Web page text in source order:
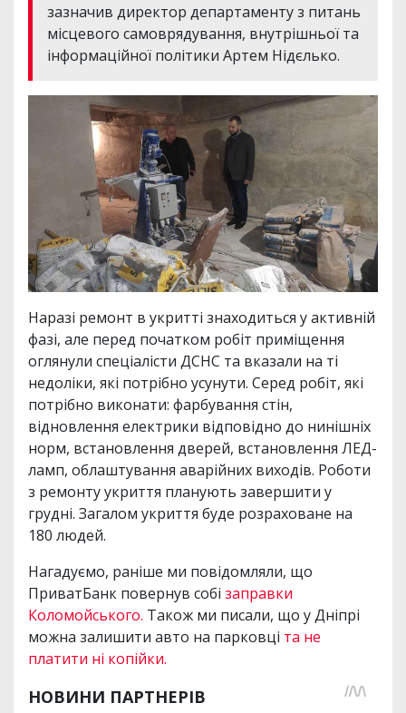
зазначив директор департаменту з питань
місцевого самоврядування, внутрішньої та
інформаційної політики Артем Нідєлько.
Наразі ремонт в укритті знаходиться у активній
фазі, але перед початком робіт приміщення
оглянули спеціалісти ДСНС та вказали на ті
недоліки, які потрібно усунути. Серед робіт, які
потрібно виконати: фарбування стін,
відновлення електрики відповідно до нинішніх
норм, встановлення дверей, встановлення ЛЕД-
ламп, облаштування аварійних виходів. Роботи
з ремонту укриття планують завершити у
грудні. Загалом укриття буде розраховане на
180 людей.
Нагадуємо, раніше ми повідомляли, що
ПриватБанк повернув собі заправки
Коломойського. Також ми писали, що у Дніпрі
можна залишити авто на парковці та не
платити ні копійки.